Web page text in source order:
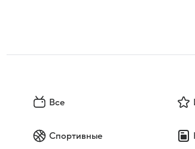
Все
Спортивные